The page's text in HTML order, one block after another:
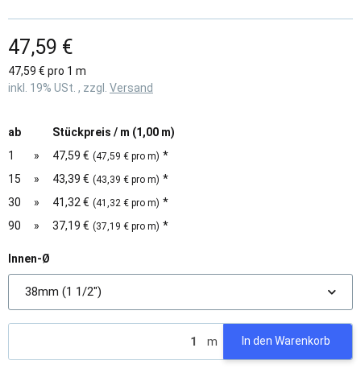
47,59 €
47,59 € pro 1 m
inkl. 19% USt. , zzgl. Versand
ab
Stückpreis / m (1,00 m)
1
» 47,59 € (47,59 € pro m) *
15
» 43,39 € (43,39 € pro m) *
30
» 41,32 € (41,32 € pro m) *
90
» 37,19 € (37,19 € pro m) *
Innen-Ø
38mm (1 1/2")
m In den Warenkorb